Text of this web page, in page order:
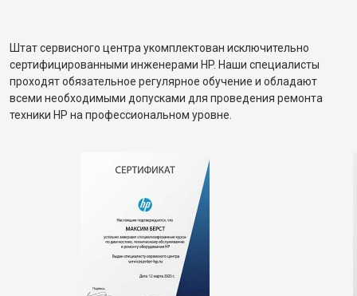
Штат сервисного центра укомплектован исключительно
сертифицированными инженерами HP. Наши специалисты
проходят обязательное регулярное обучение и обладают
всеми необходимыми допусками для проведения ремонта
техники HP на профессиональном уровне.